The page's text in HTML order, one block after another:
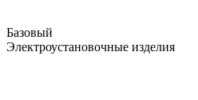
Базовый
Электроустановочные изделия